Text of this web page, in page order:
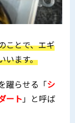
ことで、エギ
います。
躍らせる「シ
ート 」と呼ば